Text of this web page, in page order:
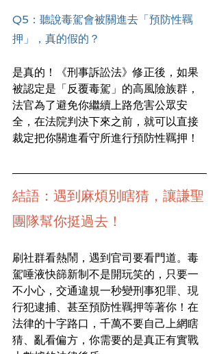
Q5：聽說毒駕會被關進去「預防性羈
押」，真的假的？
是真的！《刑事訴訟法》修正後，如果
被認定是「反覆毒駕」的高風險族群，
法官為了避免你繼續上路危害公眾安
全，在法院判決下來之前，就可以直接
裁定把你關進看守所進行預防性羈押！
結語：遇到麻煩別瞎猜，讓謙聖
團隊幫你挺過去！
刷社群看熱鬧，遇到官司要看門道。毒
駕唾液快篩新制不是開玩笑的，只要一
不小心，交通違規一秒變刑事犯罪、現
行犯逮捕、甚至預防性羈押等著你！在
法律的十字路口，千萬不要自己上網瞎
猜、亂看偏方，你需要的是真正有實戰